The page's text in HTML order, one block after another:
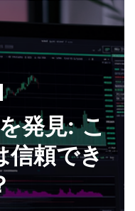
発見: こ
信頼でき